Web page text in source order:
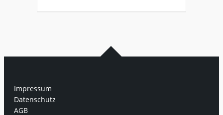
Impressum
Datenschutz
AGB